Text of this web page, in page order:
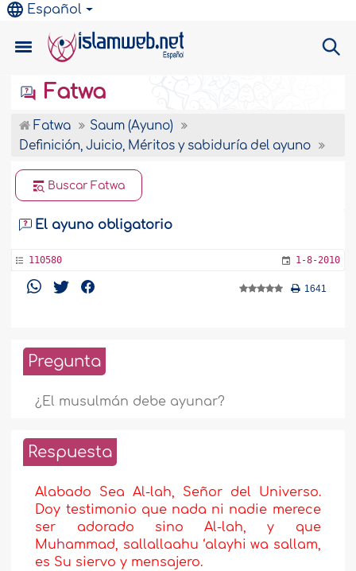
Español
Fatwa
Fatwa
Saum (Ayuno)
Definición, Juicio, Méritos y sabiduría del ayuno
Buscar Fatwa
El ayuno obligatorio
110580 1-8-2010
1641
Pregunta
¿El musulmán debe ayunar?
Respuesta
Alabado Sea Al-lah, Señor del Universo.
Doy testimonio que nada ni nadie merece
ser adorado sino Al-lah, y que
Muhammad, sallallaahu ‘alayhi wa sallam,
es Su siervo y mensajero.